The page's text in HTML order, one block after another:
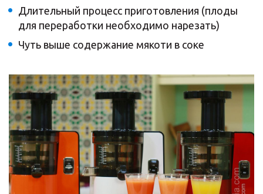
Длительный процесс приготовления (плоды
для переработки необходимо нарезать)
Чуть выше содержание мякоти в соке